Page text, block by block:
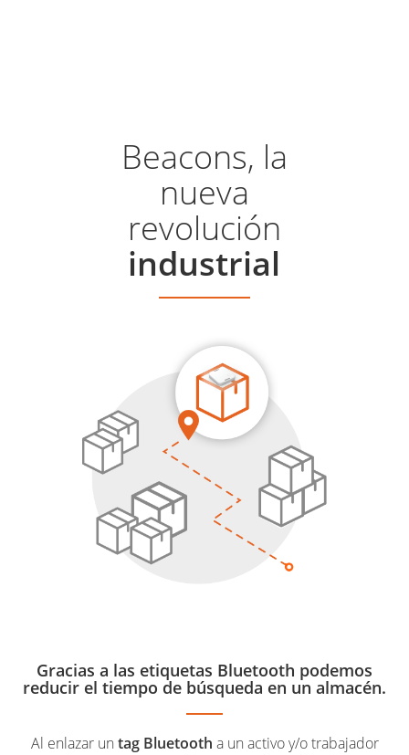
Beacons, la
nueva
revolución
industrial
Gracias a las etiquetas Bluetooth podemos
reducir el tiempo de búsqueda en un almacén.
Al enlazar un tag Bluetooth a un activo y/o trabajador